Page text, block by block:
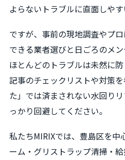
よらないトラブルに直面しやす
ですが、事前の現地調査やプ
できる業者選びと日ごろのメン
ほとんどのトラブルは未然に
記事のチェックリストや対策
た」では済まされない水回り
っかり回避してください。
私たちMIRIXでは、豊島区を中
ーム・グリストラップ清掃・